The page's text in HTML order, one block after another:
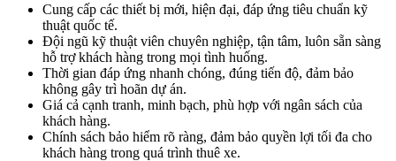
Cung cấp các thiết bị mới, hiện đại, đáp ứng tiêu chuẩn kỹ
thuật quốc tế.
Đội ngũ kỹ thuật viên chuyên nghiệp, tận tâm, luôn sẵn sàng
hỗ trợ khách hàng trong mọi tình huống.
Thời gian đáp ứng nhanh chóng, đúng tiến độ, đảm bảo
không gây trì hoãn dự án.
Giá cả cạnh tranh, minh bạch, phù hợp với ngân sách của
khách hàng.
Chính sách bảo hiểm rõ ràng, đảm bảo quyền lợi tối đa cho
khách hàng trong quá trình thuê xe.